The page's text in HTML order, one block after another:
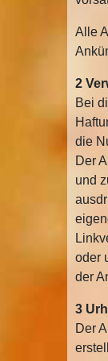
Alle
2
Bei
die
Der
und
oder
der
3
Der